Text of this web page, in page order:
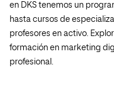
en DKS tenemos un
hasta cursos de
profesores en activo.
formación en marketing
profesional.